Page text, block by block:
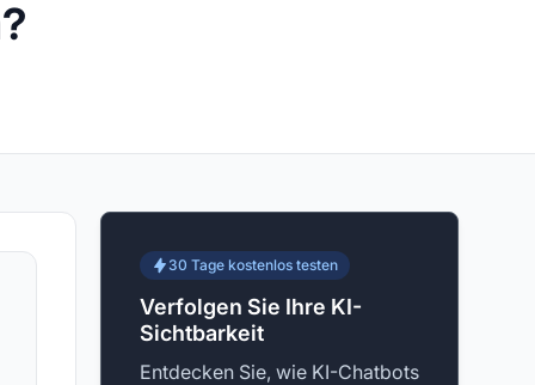
30 Tage kostenlos testen
Verfolgen Sie Ihre KI-
Sichtbarkeit
Entdecken Sie, wie KI-Chatbots